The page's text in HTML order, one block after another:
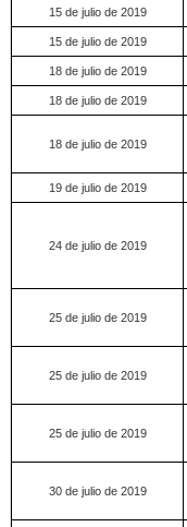
15 de julio de 2019
15 de julio de 2019
18 de julio de 2019
18 de julio de 2019
18 de julio de 2019
19 de julio de 2019
24 de julio de 2019
25 de julio de 2019
25 de julio de 2019
25 de julio de 2019
30 de julio de 2019